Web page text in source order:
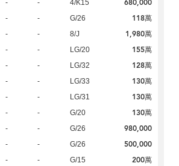
- - 4/K15 680,000
- - G/26 118萬
- - 8/J 1,980萬
- - LG/20 155萬
- - LG/32 128萬
- - LG/33 130萬
- - LG/31 130萬
- - G/20 130萬
- - G/26 980,000
- - G/26 500,000
- - G/15 200萬